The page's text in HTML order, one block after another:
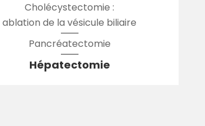
Cholécystectomie :
ablation de la vésicule biliaire
Pancréatectomie
Hépatectomie